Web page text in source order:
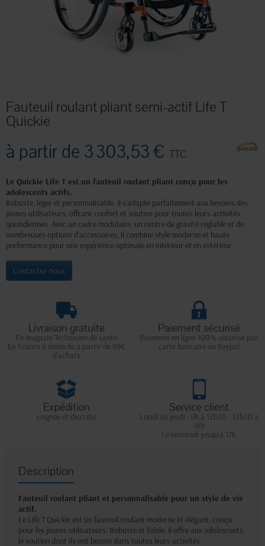
Fauteuil roulant pliant semi-actif Life T
Quickie
à partir de 3 303,53 € TTC
Le Quickie Life T est un fauteuil roulant pliant conçu pour les
adolescents actifs.
Robuste, léger et personnalisable, il s’adapte parfaitement aux besoins des
jeunes utilisateurs, offrant confort et soutien pour toutes leurs activités
quotidiennes. Avec un cadre modulaire, un centre de gravité réglable et de
nombreuses options d'accessoires, il combine style moderne et haute
performance pour une expérience optimale en intérieur et en extérieur.
Contactez-nous
Livraison gratuite
En magasin Technicien de santé
En France à domicile à partir de 99€
d'achats
Paiement sécurisé
Paiement en ligne 100% sécurisé par
carte bancaire ou Paypal
Expédition
soignée et discrète
Service client
Lundi au jeudi : 9h à 12h30 - 13h30 à
18h
Le vendredi jusqu'à 17h
Description
Fauteuil roulant pliant et personnalisable pour un style de vie
actif.
Le Life T Quickie est un fauteuil roulant moderne et élégant, conçu
pour les jeunes utilisateurs. Robuste et fiable, il offre aux adolescents
le soutien dont ils ont besoin dans toutes leurs activités.